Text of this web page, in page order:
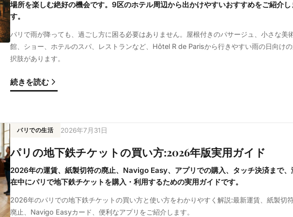
場所を楽しむ絶好の機会です。9区のホテル周辺から出かけやすいおすすめをご紹介し
す。
パリで雨が降っても、過ごし方に困る必要はありません。屋根付きのパサージュ、小さな美
館、ショー、ホテルのスパ、レストランなど、Hôtel R de Parisから行きやすい雨の日向け
択肢があります。
続きを読む
パリでの生活 2026年7月31日
パリの地下鉄チケットの買い方:2026年版実用ガイド
2026年の運賃、紙製切符の廃止、Navigo Easy、アプリでの購入、タッチ決済まで、
在中にパリで地下鉄チケットを購入・利用するための実用ガイドです。
2026年のパリでの地下鉄チケットの買い方と使い方をわかりやすく解説:最新運賃、紙製切
廃止、Navigo Easyカード、便利なアプリをご紹介します。